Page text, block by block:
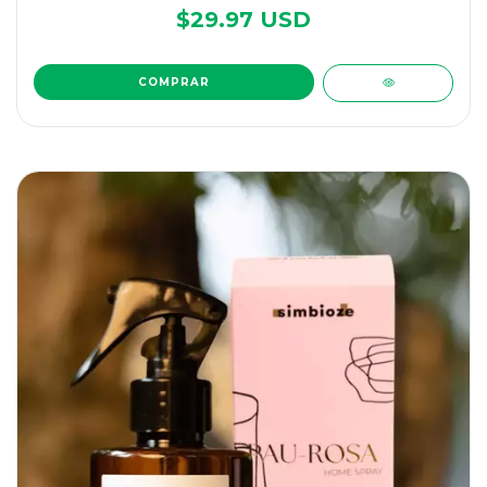
$29.97 USD